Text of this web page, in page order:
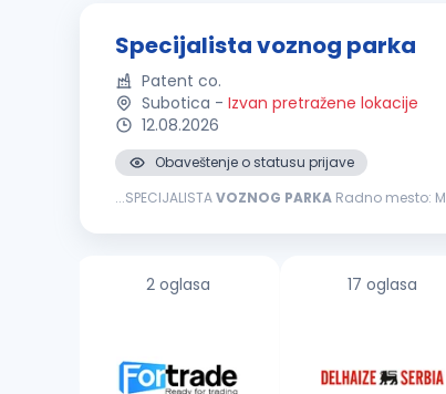
Specijalista voznog parka
Patent co.
Subotica - Izvan pretražene lokacije
12.08.2026
Obaveštenje o statusu prijave
...SPECIJALISTAVOZNOG PARKA
2 oglasa 17 oglasa